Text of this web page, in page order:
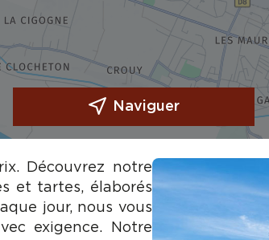
Naviguer
Découvrez notre
et tartes, élaborés
jour, nous vous
exigence. Notre